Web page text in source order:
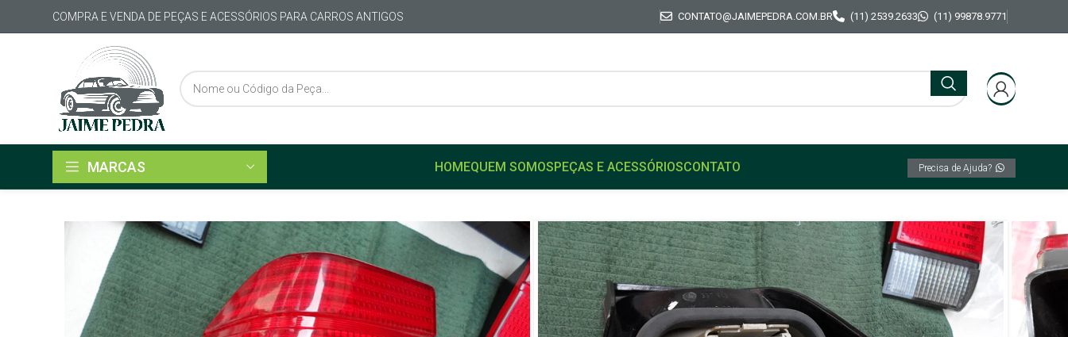
COMPRA E VENDA DE PEÇAS E ACESSÓRIOS PARA CARROS ANTIGOS CONTATO@JAIMEPEDRA.COM.BR (11) 2539.2633 (11) 99878.9771
MARCAS HOMEQUEM SOMOSPEÇAS E ACESSÓRIOSCONTATO Precisa de Ajuda?
Início FORD
VERSAILLES
Lanterna Traseira Fume Original Polimatic Ford Versailles 91/96 Lado
Esq